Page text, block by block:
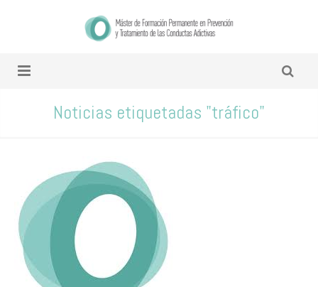
Noticias etiquetadas "tráfico"